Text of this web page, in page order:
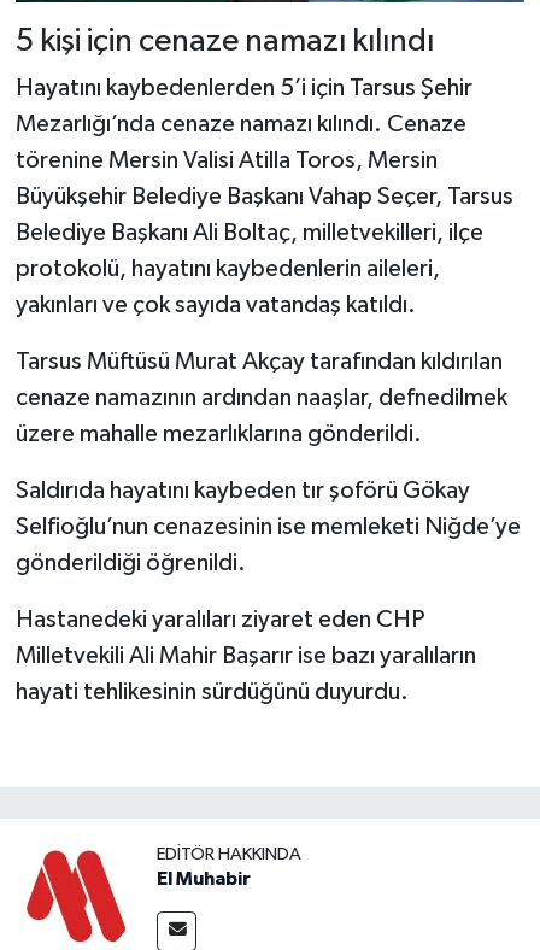
5 kişi için cenaze namazı kılındı
Hayatını kaybedenlerden 5’i için Tarsus Şehir
Mezarlığı’nda cenaze namazı kılındı. Cenaze
törenine Mersin Valisi Atilla Toros, Mersin
Büyükşehir Belediye Başkanı Vahap Seçer, Tarsus
Belediye Başkanı Ali Boltaç, milletvekilleri, ilçe
protokolü, hayatını kaybedenlerin aileleri,
yakınları ve çok sayıda vatandaş katıldı.
Tarsus Müftüsü Murat Akçay tarafından kıldırılan
cenaze namazının ardından naaşlar, defnedilmek
üzere mahalle mezarlıklarına gönderildi.
Saldırıda hayatını kaybeden tır şoförü Gökay
Selfioğlu’nun cenazesinin ise memleketi Niğde’ye
gönderildiği öğrenildi.
Hastanedeki yaralıları ziyaret eden CHP
Milletvekili Ali Mahir Başarır ise bazı yaralıların
hayati tehlikesinin sürdüğünü duyurdu.
EDITÖR HAKKINDA
El Muhabir